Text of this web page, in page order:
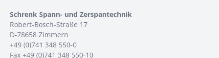
Schrenk Spann- und Zerspantechnik
Robert-Bosch-Straße 17
D-78658 Zimmern
+49 (0)741 348 550-0
Fax +49 (0)741 348 550-10